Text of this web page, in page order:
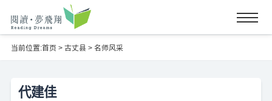
当前位置:首页 > 古丈县> 名师风采
代建佳